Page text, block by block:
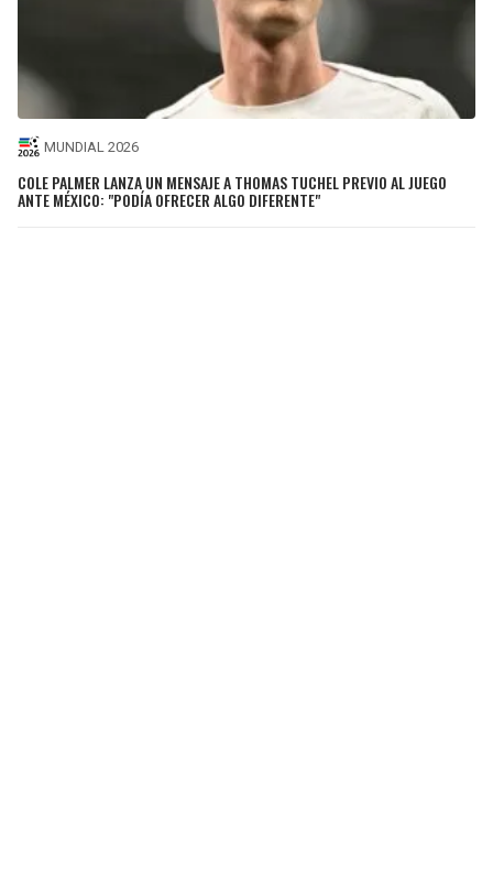
MUNDIAL 2026
COLE PALMER LANZA UN MENSAJE A THOMAS TUCHEL PREVIO AL JUEGO
ANTE MÉXICO: "PODÍA OFRECER ALGO DIFERENTE"